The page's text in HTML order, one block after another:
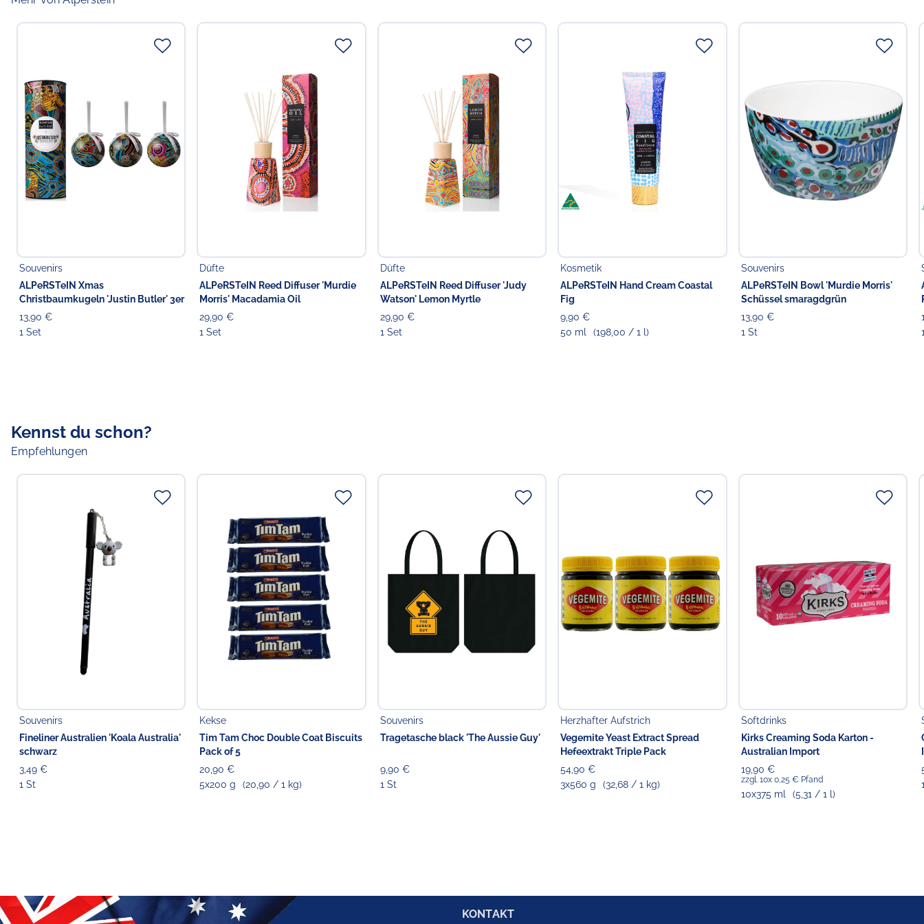
Mikrowellengeeignet
Verantwortlicher Lebensmittelunternehmer
Verantwortliche Person in der EU
Choppy's Food & Non-Food GmbH
Koldingstr. 1B
22769 Hamburg
Deutschland
Souvenirs
ALPeRSTeIN Xmas
Christbaumkugeln 'Justin Butler' 3er
13,90 €
1 Set
Düfte
ALPeRSTeIN Reed Diffuser 'Murdie
Morris' Macadamia Oil
29,90 €
1 Set
Düfte
ALPeRSTeIN Reed Diffuser 'Judy
Watson' Lemon Myrtle
29,90 €
1 Set
Kosmetik
ALPeRSTeIN Hand Cream Coastal
Fig
9,90 €
50 ml
(198,00 / 1 l)
Souvenirs
ALPeRSTeIN Bowl 'Murdie Morris'
Schüssel smaragdgrün
13,90 €
1 St
Kennst du schon?
Empfehlungen
Souvenirs
Fineliner Australien 'Koala Australia'
schwarz
3,49 €
1 St
Kekse
Tim Tam Choc Double Coat Biscuits
Pack of 5
20,90 €
5x200 g
(20,90 / 1 kg)
Souvenirs
Tragetasche black 'The Aussie Guy'
9,90 €
1 St
Herzhafter Aufstrich
Vegemite Yeast Extract Spread
Hefeextrakt Triple Pack
54,90 €
3x560 g
(32,68 / 1 kg)
Softdrinks
Kirks Creaming Soda Karton -
Australian Import
19,90 €
zzgl. 10x 0,25 € Pfand
10x375 ml (5,31 / 1 l)
KONTAKT